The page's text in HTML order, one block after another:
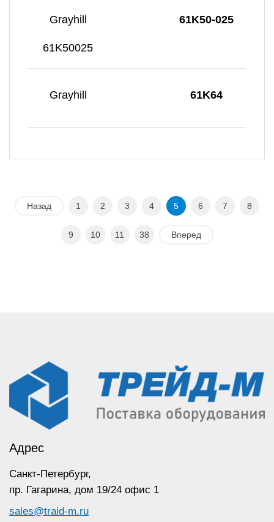
Grayhill 61K50-025
61K50025
Grayhill 61K64
Назад 1 2 3 4 5 6 7 8
9 10 11 38 Вперед
Адрес
Санкт-Петербург,
пр. Гагарина, дом 19/24 офис 1
sales@traid-m.ru